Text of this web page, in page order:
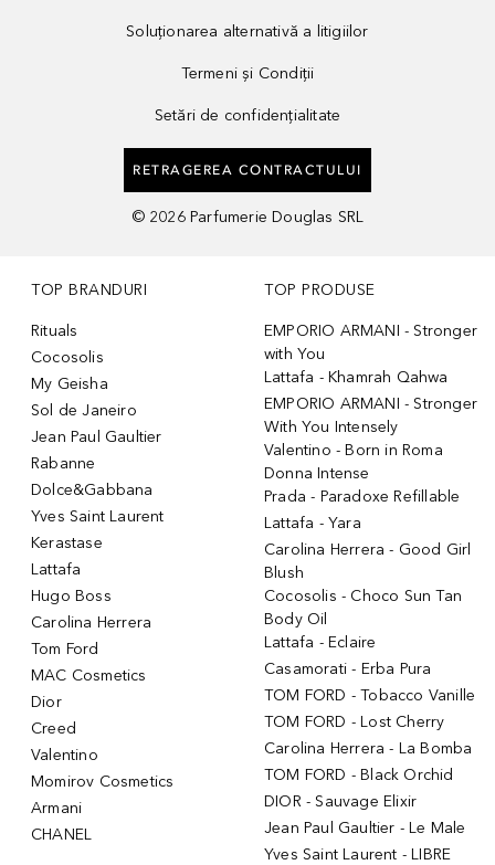
Soluționarea alternativă a litigiilor
Termeni și Condiții
Setări de confidențialitate
RETRAGEREA CONTRACTULUI
© 2026 Parfumerie Douglas SRL
TOP BRANDURI
Rituals
Cocosolis
My Geisha
Sol de Janeiro
Jean Paul Gaultier
Rabanne
Dolce&Gabbana
Yves Saint Laurent
Kerastase
Lattafa
Hugo Boss
Carolina Herrera
Tom Ford
MAC Cosmetics
Dior
Creed
Valentino
Momirov Cosmetics
Armani
CHANEL
TOP PRODUSE
EMPORIO ARMANI - Stronger
with You
Lattafa - Khamrah Qahwa
EMPORIO ARMANI - Stronger
With You Intensely
Valentino - Born in Roma
Donna Intense
Prada - Paradoxe Refillable
Lattafa - Yara
Carolina Herrera - Good Girl
Blush
Cocosolis - Choco Sun Tan
Body Oil
Lattafa - Eclaire
Casamorati - Erba Pura
TOM FORD - Tobacco Vanille
TOM FORD - Lost Cherry
Carolina Herrera - La Bomba
TOM FORD - Black Orchid
DIOR - Sauvage Elixir
Jean Paul Gaultier - Le Male
Yves Saint Laurent - LIBRE